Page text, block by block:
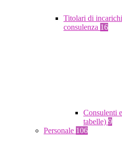
Titolari di
consulenza 16
Consulenti
tabelle) 9
Personale 106